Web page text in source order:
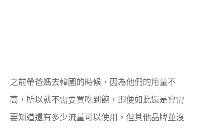
之前帶爸媽去韓國的時候，因為他們的用量不
高，所以就不需要買吃到飽，即便如此還是會需
要知道還有多少流量可以使用，但其他品牌並沒